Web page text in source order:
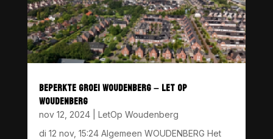
BEPERKTE GROEI WOUDENBERG – LET OP
WOUDENBERG
nov 12, 2024| LetOp Woudenberg
di 12 nov, 15:24 Algemeen WOUDENBERG Het